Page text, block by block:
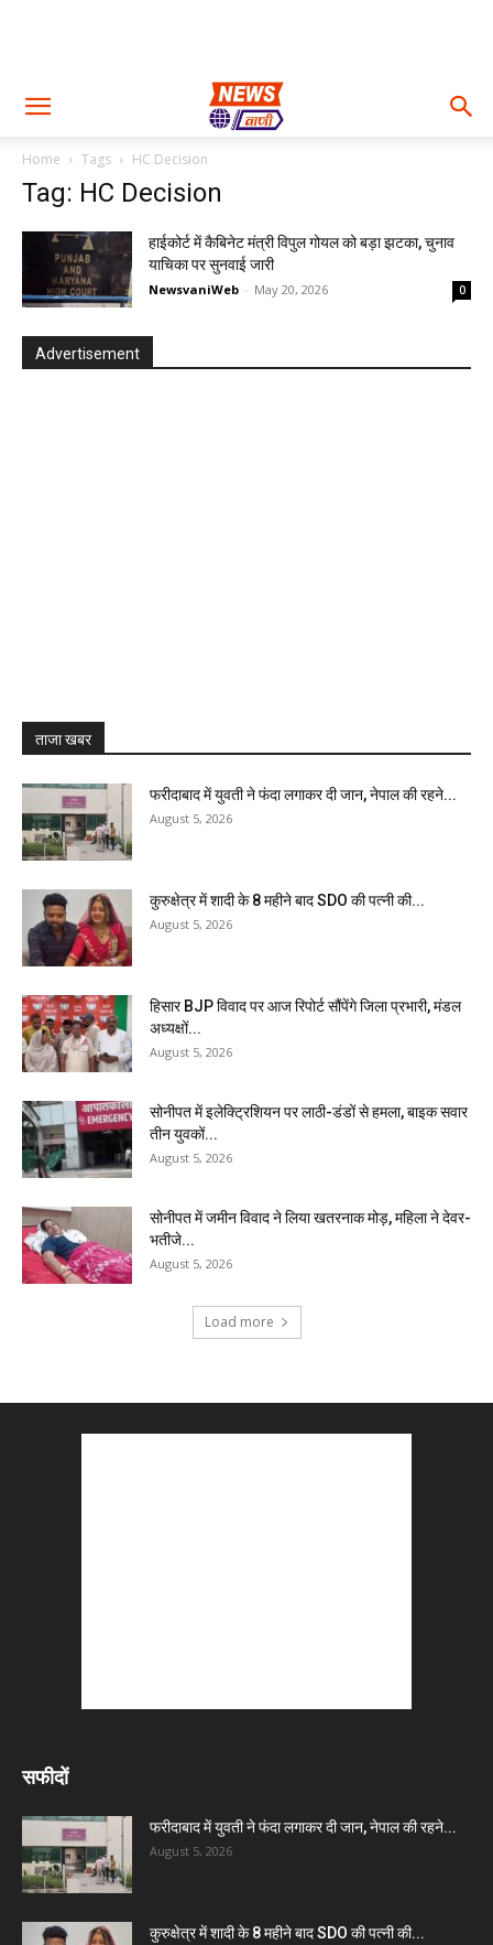
Home Tags HC Decision
Tag: HC Decision
हाईकोर्ट में कैबिनेट मंत्री विपुल गोयल को बड़ा झटका, चुनाव
याचिका पर सुनवाई जारी
NewsvaniWeb - May 20, 2026 0
Advertisement
ताजा खबर
फरीदाबाद में युवती ने फंदा लगाकर दी जान, नेपाल की रहने...
August 5, 2026
कुरुक्षेत्र में शादी के 8 महीने बाद SDO की पत्नी की...
August 5, 2026
हिसार BJP विवाद पर आज रिपोर्ट सौंपेंगे जिला प्रभारी, मंडल
अध्यक्षों...
August 5, 2026
सोनीपत में इलेक्ट्रिशियन पर लाठी-डंडों से हमला, बाइक सवार
तीन युवकों...
August 5, 2026
सोनीपत में जमीन विवाद ने लिया खतरनाक मोड़, महिला ने देवर-
भतीजे...
August 5, 2026
Load more
सफीदों
फरीदाबाद में युवती ने फंदा लगाकर दी जान, नेपाल की रहने...
August 5, 2026
कुरुक्षेत्र में शादी के 8 महीने बाद SDO की पत्नी की...